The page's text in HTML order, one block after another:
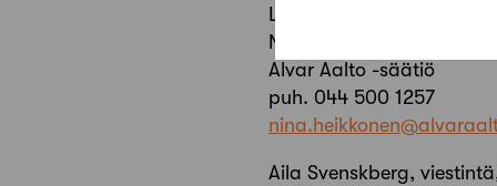
Lisätietoja:
Nina Heikkonen,
Alvar Aalto -säätiö
puh. 044 500 1257
Aila Svenskberg,